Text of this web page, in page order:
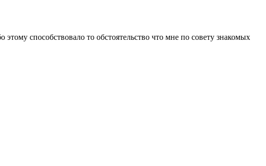
способствовало то обстоятельство что мне по совету знакомых